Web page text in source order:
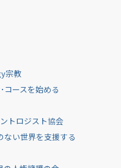
宗教
コースを始める
トロジスト協会
ない世界を支援する